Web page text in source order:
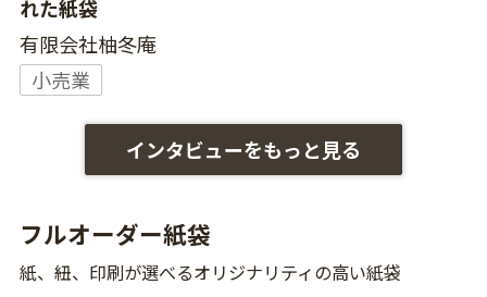
れた紙袋
有限会社柚冬庵
小売業
インタビューをもっと見る
フルオーダー紙袋
紙、紐、印刷が選べるオリジナリティの高い紙袋